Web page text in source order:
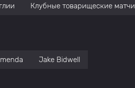
Клубные товарищеские матчи
Jake Bidwell